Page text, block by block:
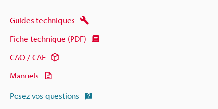
Guides techniques
Fiche technique (PDF)
CAO / CAE
Manuels
Posez vos questions